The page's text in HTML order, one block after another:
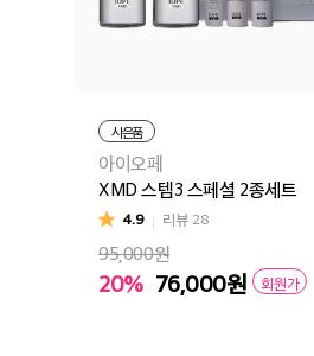
사은품
아이오페
XMD 스템3 스페셜 2종세트
4.9 리뷰 28
95,000원
20% 76,000원 회원가